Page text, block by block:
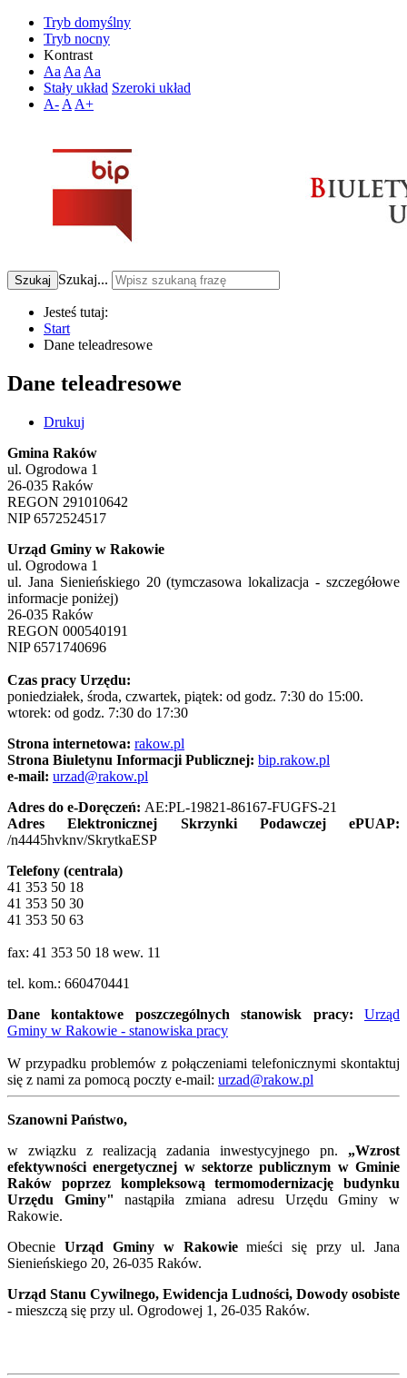
Tryb domyślny
Tryb nocny
Kontrast
Aa Aa Aa
Stały układ Szeroki układ
A- A A+
Szukaj Szukaj...
Jesteś tutaj:
Start
Dane teleadresowe
Dane teleadresowe
Drukuj
Gmina Raków
ul. Ogrodowa 1
26-035 Raków
REGON 291010642
NIP 6572524517
Urząd Gminy w Rakowie
ul. Ogrodowa 1
ul. Jana Sienieńskiego 20 (tymczasowa lokalizacja - szczegółowe
informacje poniżej)
26-035 Raków
REGON 000540191
NIP 6571740696
Czas pracy Urzędu:
poniedziałek, środa, czwartek, piątek: od godz. 7:30 do 15:00.
wtorek: od godz. 7:30 do 17:30
Strona internetowa: rakow.pl
Strona Biuletynu Informacji Publicznej: bip.rakow.pl
e-mail: urzad@rakow.pl
Adres do e-Doręczeń: AE:PL-19821-86167-FUGFS-21
Adres Elektronicznej Skrzynki Podawczej ePUAP:
/n4445hvknv/SkrytkaESP
Telefony (centrala)
41 353 50 18
41 353 50 30
41 353 50 63
fax: 41 353 50 18 wew. 11
tel. kom.: 660470441
Dane kontaktowe poszczególnych stanowisk pracy: Urząd
Gminy w Rakowie - stanowiska pracy
W przypadku problemów z połączeniami telefonicznymi skontaktuj
się z nami za pomocą poczty e-mail: urzad@rakow.pl
Szanowni Państwo,
w związku z realizacją zadania inwestycyjnego pn. „Wzrost
efektywności energetycznej w sektorze publicznym w Gminie
Raków poprzez kompleksową termomodernizację budynku
Urzędu Gminy"
nastąpiła zmiana adresu Urzędu Gminy w
Rakowie.
Obecnie Urząd Gminy w Rakowiemieści się przy ul. Jana
Sienieńskiego 20, 26-035 Raków.
Urząd Stanu Cywilnego, Ewidencja Ludności, Dowody osobiste
- mieszczą się przy ul. Ogrodowej 1, 26-035 Raków.